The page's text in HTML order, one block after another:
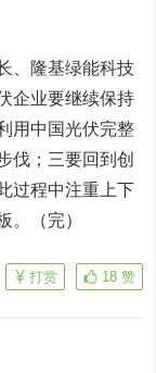
、 隆基绿能科技
企业要继续保持
用中国光伏完整
伐；三要回到创
过程中注重上下
。（完）
18 赞
打赏